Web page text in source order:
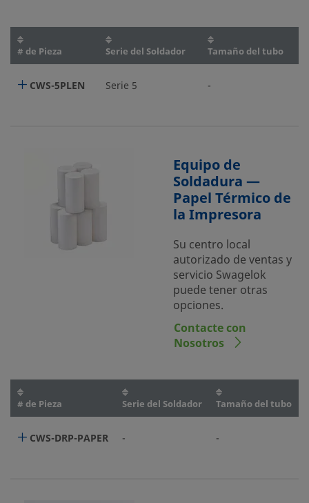
# de Pieza Serie del Soldador Tamaño del tubo
CWS-5PLEN Serie 5 -
Equipo de
Soldadura —
Papel Térmico de
la Impresora
Su centro local
autorizado de ventas y
servicio Swagelok
puede tener otras
opciones.
Contacte con
Nosotros
# de Pieza Serie del Soldador Tamaño del tubo
CWS-DRP-PAPER - -